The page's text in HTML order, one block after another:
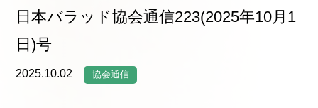
日本バラッド協会通信223(2025年10月1
日)号
2025.10.02 協会通信